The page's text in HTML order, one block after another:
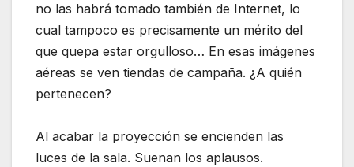
no las habrá tomado también de Internet, lo
cual tampoco es precisamente un mérito del
que quepa estar orgulloso… En esas imágenes
aéreas se ven tiendas de campaña. ¿A quién
pertenecen?
Al acabar la proyección se encienden las
luces de la sala. Suenan los aplausos.